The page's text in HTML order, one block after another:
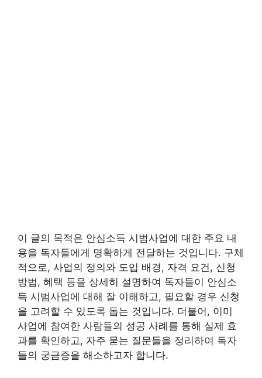
이 글의 목적은 안심소득 시범사업에 대한 주요 내
용을 독자들에게 명확하게 전달하는 것입니다. 구체
적으로, 사업의 정의와 도입 배경, 자격 요건, 신청
방법, 혜택 등을 상세히 설명하여 독자들이 안심소
득 시범사업에 대해 잘 이해하고, 필요할 경우 신청
을 고려할 수 있도록 돕는 것입니다. 더불어, 이미
사업에 참여한 사람들의 성공 사례를 통해 실제 효
과를 확인하고, 자주 묻는 질문들을 정리하여 독자
들의 궁금증을 해소하고자 합니다.